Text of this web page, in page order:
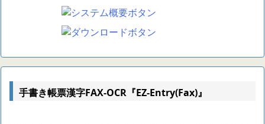
手書き帳票漢字FAX-OCR『EZ-Entry(Fax)』